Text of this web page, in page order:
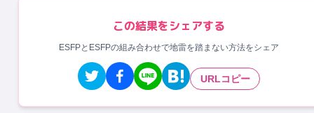
この結果をシェアする
ESFPとESFPの組み合わせで地雷を踏まない方法をシェア
URLコピー